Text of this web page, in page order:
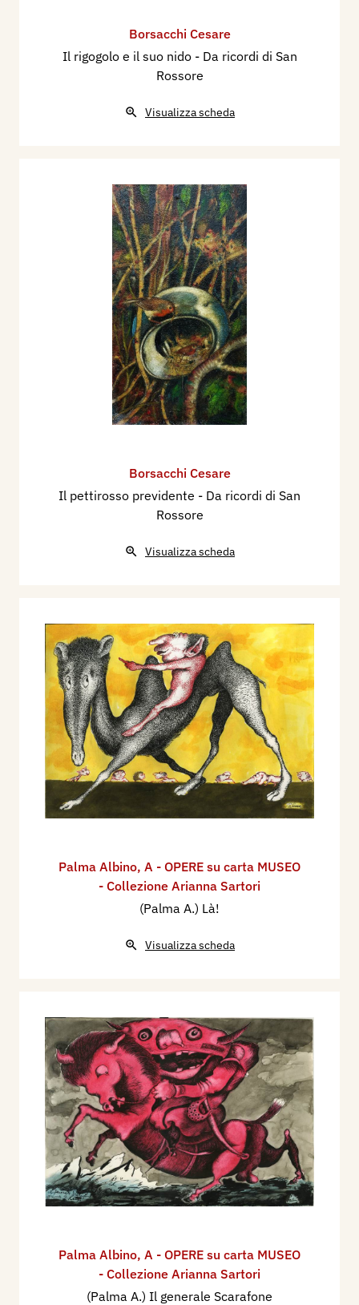
Borsacchi Cesare
Il rigogolo e il suo nido - Da ricordi di San
Rossore
Visualizza scheda
Borsacchi Cesare
Il pettirosso previdente - Da ricordi di San
Rossore
Visualizza scheda
Palma Albino, A - OPERE su carta MUSEO
- Collezione Arianna Sartori
(Palma A.) Là!
Visualizza scheda
Palma Albino, A - OPERE su carta MUSEO
- Collezione Arianna Sartori
(Palma A.) Il generale Scarafone